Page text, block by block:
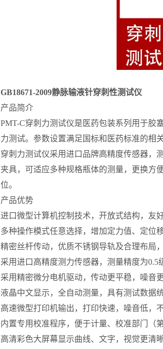
GB18671-2009静脉输液针穿刺性测试仪
产品简介
PMT-C穿刺力测试仪是医药包装系列用于胶
力测试。参数设置满足国标和医药标准的相关
穿刺力测试仪采用进口品牌高精度传感器，
夹具，可适应多种规格瓶体的测量，更换方
位。
产品优势
进口微型计算机控制技术，开放式结构，友
多种操作模式任意选择，增加定力值、定位
精密丝杆传动，优质不锈钢导轨及合理布局
采用进口高精度测力传感器，测量精度为0.5
采用精密微分电机驱动，传动更平稳，噪音
液晶中文显示，全自动测量，具有测试数据
高速微型打印机输出，打印快速，噪音低，
内置专用校准程序，便于计量、校准部门（
高清彩色大屏幕显示曲线、文字，视觉更清